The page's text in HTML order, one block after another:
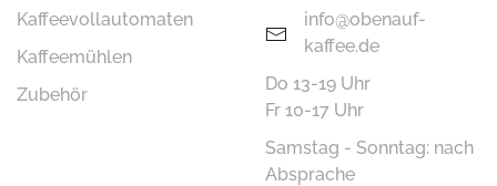
Kaffee­vollautomaten
Kaffeemühlen
Zubehör
info@obenauf-
kaffee.de
Do 13-19 Uhr
Fr 10-17 Uhr
Samstag - Sonntag: nach
Absprache